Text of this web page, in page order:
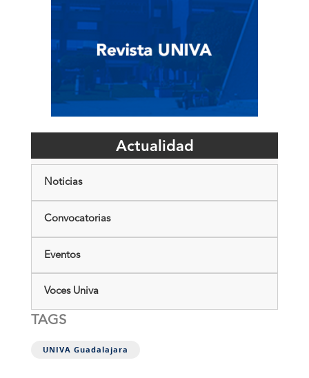
Actualidad
Noticias
Convocatorias
Eventos
Voces Univa
TAGS
UNIVA Guadalajara